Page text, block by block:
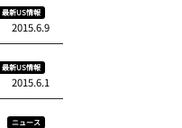
最新US情報
2015.6.9
最新US情報
2015.6.1
ニュース